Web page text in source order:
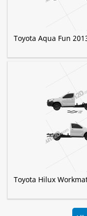
Toyota Aqua Fun
Toyota Hilux